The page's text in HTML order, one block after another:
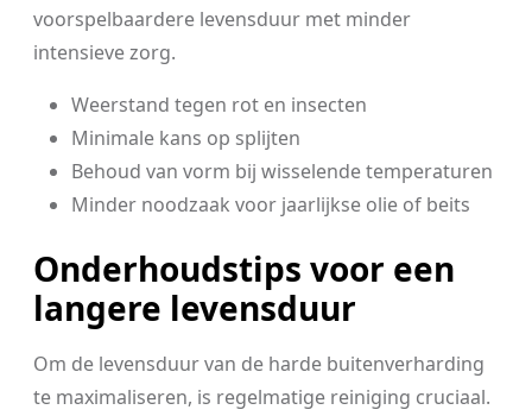
voorspelbaardere levensduur met minder
intensieve zorg.
Weerstand tegen rot en insecten
Minimale kans op splijten
Behoud van vorm bij wisselende temperaturen
Minder noodzaak voor jaarlijkse olie of beits
Onderhoudstips voor een
langere levensduur
Om de levensduur van de harde buitenverharding
te maximaliseren, is regelmatige reiniging cruciaal.